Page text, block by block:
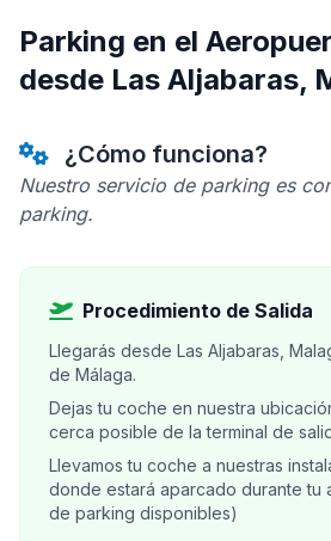
Parking en el
desde Las Aljabaras,
¿Cómo funciona?
Nuestro servicio de parking es
parking.
Procedimiento de Salida
Llegarás desde Las Aljabaras,
de Málaga.
Dejas tu coche en nuestra
cerca posible de la terminal de
Llevamos tu coche a nuestras
donde estará aparcado durante tu
de parking disponibles)